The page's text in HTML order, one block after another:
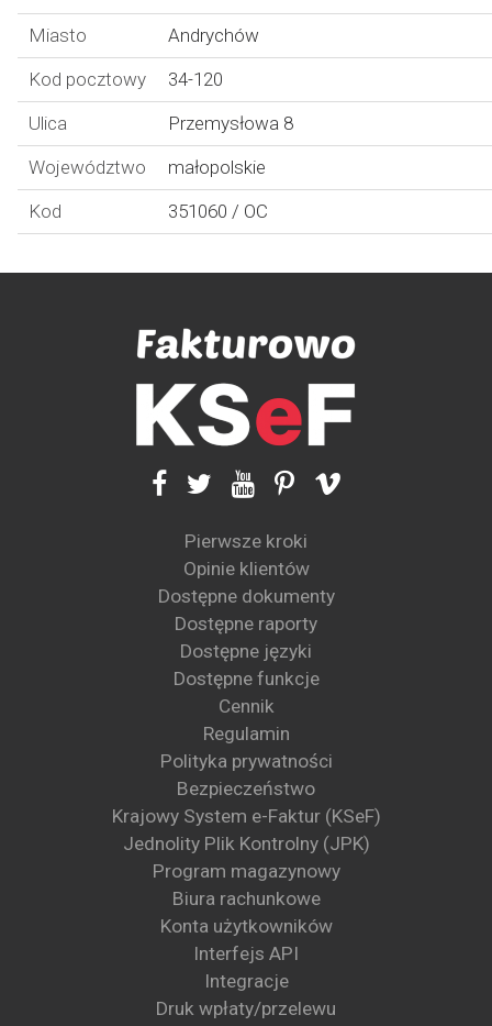
Miasto
Andrychów
Kod pocztowy
34-120
Ulica
Przemysłowa 8
Województwo
małopolskie
Kod
351060 / OC
Pierwsze kroki
Opinie klientów
Dostępne dokumenty
Dostępne raporty
Dostępne języki
Dostępne funkcje
Cennik
Regulamin
Polityka prywatności
Bezpieczeństwo
Krajowy System e-Faktur (KSeF)
Jednolity Plik Kontrolny (JPK)
Program magazynowy
Biura rachunkowe
Konta użytkowników
Interfejs API
Integracje
Druk wpłaty/przelewu